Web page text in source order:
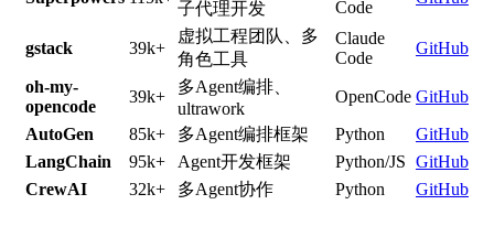
子代理开发
Code
gstack 39k+
虚拟工程团队、多
角色工具
Claude
Code
GitHub
oh-my-
opencode
39k+
多Agent编排、
ultrawork
OpenCode GitHub
AutoGen
85k+ 多Agent编排框架 Python
GitHub
LangChain
95k+ Agent开发框架 Python/JS GitHub
CrewAI
32k+ 多Agent协作 Python GitHub